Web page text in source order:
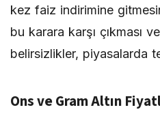
kez faiz indirimine
bu karara karşı çıkması
belirsizlikler, piyasalarda
Ons ve Gram Altın